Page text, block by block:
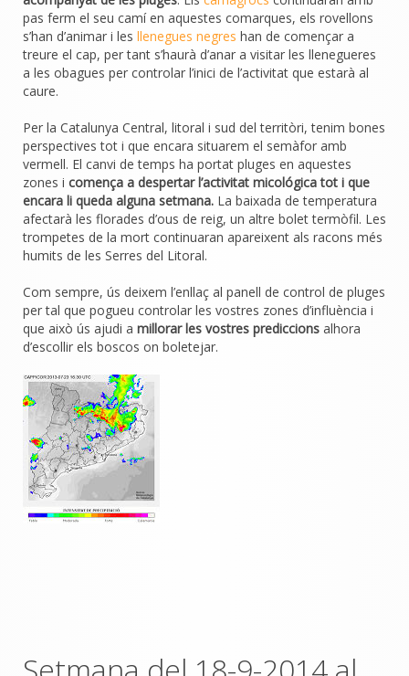
pas ferm el seu camí en aquestes comarques, els rovellons
s’han d’animar i les llenegues negres han de començar a
treure el cap, per tant s’haurà d’anar a visitar les llenegueres
a les obagues per controlar l’inici de l’activitat que estarà al
caure.
Per la Catalunya Central, litoral i sud del territòri, tenim bones
perspectives tot i que encara situarem el semàfor amb
vermell. El canvi de temps ha portat pluges en aquestes
zones i comença a despertar l’activitat micológica tot i que
encara li queda alguna setmana. La baixada de temperatura
afectarà les florades d’ous de reig, un altre bolet termòfil. Les
trompetes de la mort continuaran apareixent als racons més
humits de les Serres del Litoral.
Com sempre, ús deixem l’enllaç al panell de control de pluges
per tal que pogueu controlar les vostres zones d’influència i
que això ús ajudi a millorar les vostres prediccions alhora
d’escollir els boscos on boletejar.